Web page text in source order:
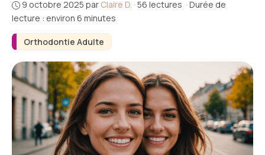
Orthodontie Adulte
9 octobre 2025 par Claire D. · 56 lectures · Durée de
lecture : environ 6 minutes